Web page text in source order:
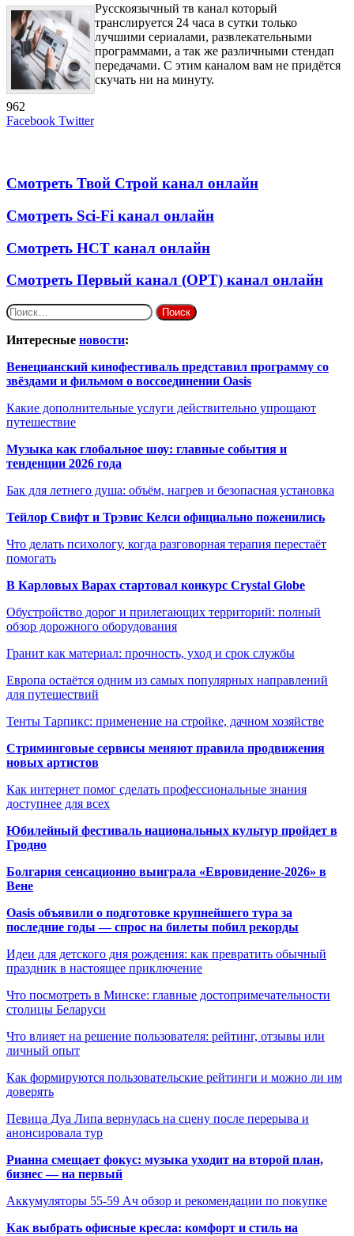
Русскоязычный тв канал который
транслируется 24 часа в сутки только
лучшими сериалами, развлекательными
программами, а так же различными стендап
передачами. С этим каналом вам не придётся
скучать ни на минуту.
962
Facebook TwitterLinkedIn
Tumblr
Reddit
Вконтакте
Одноклассники
Skype
Messenger
Messenger
WhatsApp
Telegram
Viber
Line
Поделиться
Печатать
Смотреть Твой Строй канал онлайн
Смотреть Sci-Fi канал онлайн
Смотреть НСТ канал онлайн
Смотреть Первый канал (ОРТ) канал онлайн
Найти:
Интересные новости:
Венецианский кинофестиваль представил программу со
звёздами и фильмом о воссоединении Oasis
Какие дополнительные услуги действительно упрощают
путешествие
Музыка как глобальное шоу: главные события и
тенденции 2026 года
Бак для летнего душа: объём, нагрев и безопасная установка
Тейлор Свифт и Трэвис Келси официально поженились
Что делать психологу, когда разговорная терапия перестаёт
помогать
В Карловых Варах стартовал конкурс Crystal Globe
Обустройство дорог и прилегающих территорий: полный
обзор дорожного оборудования
Гранит как материал: прочность, уход и срок службы
Европа остаётся одним из самых популярных направлений
для путешествий
Тенты Тарпикс: применение на стройке, дачном хозяйстве
Стриминговые сервисы меняют правила продвижения
новых артистов
Как интернет помог сделать профессиональные знания
доступнее для всех
Юбилейный фестиваль национальных культур пройдет в
Гродно
Болгария сенсационно выиграла «Евровидение-2026» в
Вене
Oasis объявили о подготовке крупнейшего тура за
последние годы — спрос на билеты побил рекорды
Идеи для детского дня рождения: как превратить обычный
праздник в настоящее приключение
Что посмотреть в Минске: главные достопримечательности
столицы Беларуси
Что влияет на решение пользователя: рейтинг, отзывы или
личный опыт
Как формируются пользовательские рейтинги и можно ли им
доверять
Певица Дуа Липа вернулась на сцену после перерыва и
анонсировала тур
Рианна смещает фокус: музыка уходит на второй план,
бизнес — на первый
Аккумуляторы 55-59 Ач обзор и рекомендации по покупке
Как выбрать офисные кресла: комфорт и стиль на